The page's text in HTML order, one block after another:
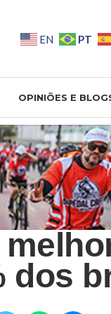
EN PT
OPINIÕES E
dos